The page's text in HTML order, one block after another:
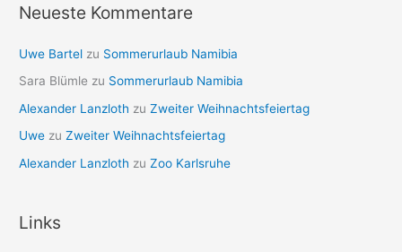
Neueste Kommentare
Uwe Bartel zu Sommerurlaub Namibia
Sara Blümle zu Sommerurlaub Namibia
Alexander Lanzloth zuZweiter Weihnachtsfeiertag
Uwe zuZweiter Weihnachtsfeiertag
Alexander Lanzloth zuZoo Karlsruhe
Links